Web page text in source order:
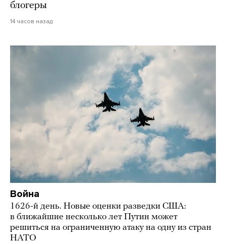
блогеры
14 часов назад
Война
1626-й день. Новые оценки разведки США:
в ближайшие несколько лет Путин может
решиться на ограниченную атаку на одну из стран
НАТО